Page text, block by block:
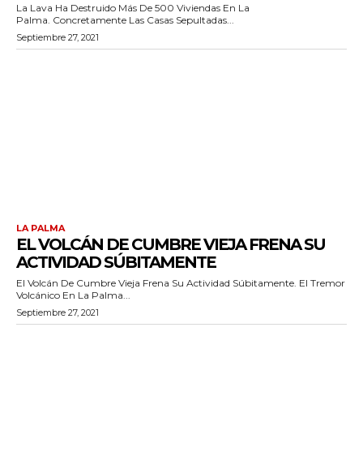
La Lava Ha Destruido Más De 500 Viviendas En La
Palma. Concretamente Las Casas Sepultadas...
Septiembre 27, 2021
LA PALMA
EL VOLCÁN DE CUMBRE VIEJA FRENA SU
ACTIVIDAD SÚBITAMENTE
El Volcán De Cumbre Vieja Frena Su Actividad Súbitamente. El Tremor
Volcánico En La Palma...
Septiembre 27, 2021